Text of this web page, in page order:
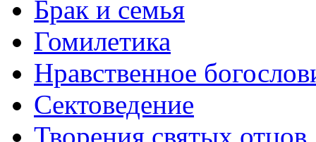
Брак и семья
Гомилетика
Нравственное
Сектоведение
Творения святых отцов